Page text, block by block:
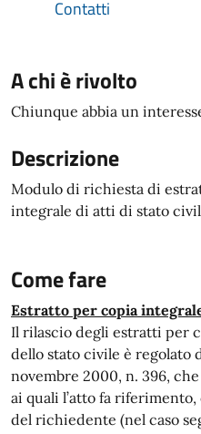
Contatti
A chi è rivolto
Chiunque abbia un
Descrizione
Modulo di richiesta di
integrale di atti di stato
Come fare
Estratto per copia
Il rilascio degli estratti per
dello stato civile è regolato
novembre 2000, n. 396,
ai quali l’atto fa
del richiedente (nel caso